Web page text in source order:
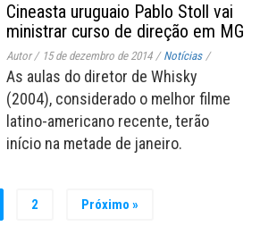
Cineasta uruguaio Pablo Stoll vai
ministrar curso de direção em MG
Autor/ 15 de dezembro de 2014 / Notícias /
As aulas do diretor de Whisky
(2004), considerado o melhor filme
latino-americano recente, terão
início na metade de janeiro.
2 Próximo »